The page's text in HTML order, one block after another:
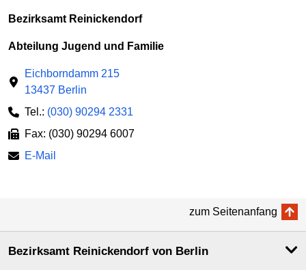
Bezirksamt Reinickendorf
Abteilung Jugend und Familie
Eichborndamm 215
13437 Berlin
Tel.: (030) 90294 2331
Fax: (030) 90294 6007
E-Mail
zum Seitenanfang
Bezirksamt Reinickendorf von Berlin